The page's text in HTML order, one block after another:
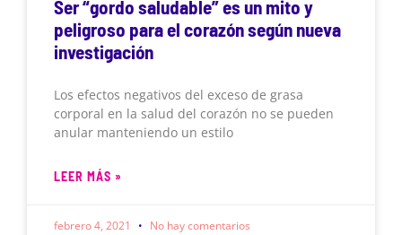
Ser “gordo saludable” es un mito y
peligroso para el corazón según nueva
investigación
Los efectos negativos del exceso de grasa
corporal en la salud del corazón no se pueden
anular manteniendo un estilo
LEER MÁS »
febrero 4, 2021 No hay comentarios